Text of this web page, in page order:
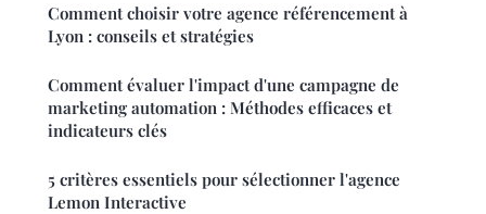
Comment choisir votre agence référencement à
Lyon : conseils et stratégies
Comment évaluer l'impact d'une campagne de
marketing automation : Méthodes efficaces et
indicateurs clés
5 critères essentiels pour sélectionner l'agence
Lemon Interactive